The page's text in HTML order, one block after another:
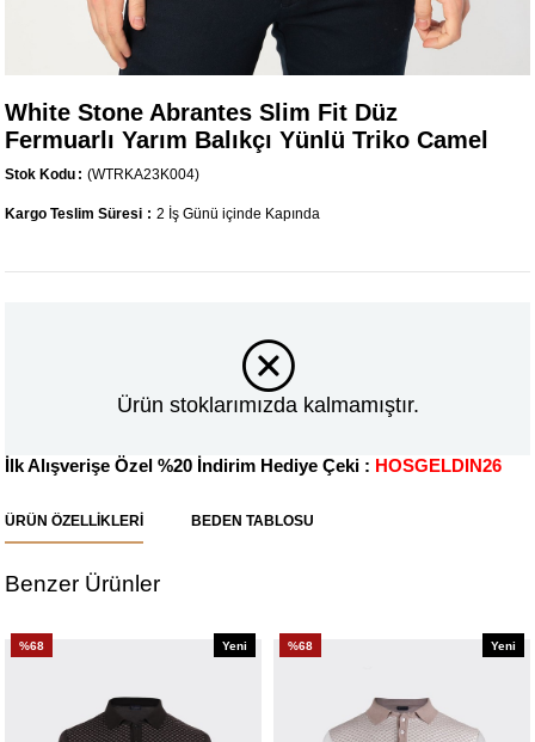
White Stone Abrantes Slim Fit Düz
Fermuarlı Yarım Balıkçı Yünlü Triko Camel
Stok Kodu (WTRKA23K004)
Kargo Teslim Süresi : 2 İş Günü içinde Kapında
Ürün stoklarımızda kalmamıştır.
İlk Alışverişe Özel %20 İndirim Hediye Çeki : HOSGELDIN26
ÜRÜN ÖZELLIKLERI BEDEN TABLOSU
Benzer Ürünler
%68
Yeni
%68
Yeni